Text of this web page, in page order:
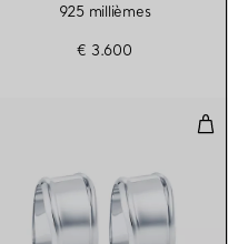
925 millièmes
€ 3.600
Magnolia en